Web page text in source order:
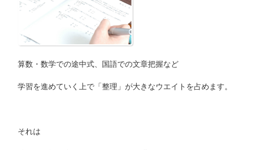
算数・数学での途中式、国語での文章把握など
学習を進めていく上で「整理」が大きなウエイトを占めます。
それは